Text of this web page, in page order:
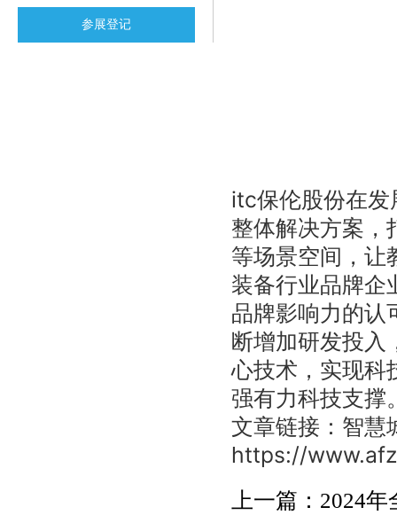
参展登记
itc保伦股份在发
整体解决方案，
等场景空间，让
装备行业品牌企
品牌影响力的认
断增加研发投入
心技术，实现科
强有力科技支撑
文章链接：智慧
https://
上一篇：2024